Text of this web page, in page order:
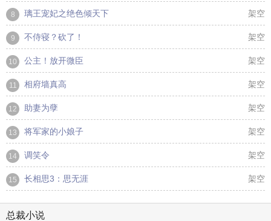
8 璃王宠妃之绝色倾天下 架空
9 不侍寝？砍了！ 架空
10 公主！放开微臣 架空
11 相府墙真高 架空
12 助妻为孽 架空
13 将军家的小娘子 架空
14 调笑令 架空
15 长相思3：思无涯 架空
总裁小说